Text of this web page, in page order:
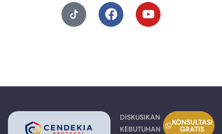
DISKUSIKAN
KEBUTUHAN
KONSULTASI
GRATIS